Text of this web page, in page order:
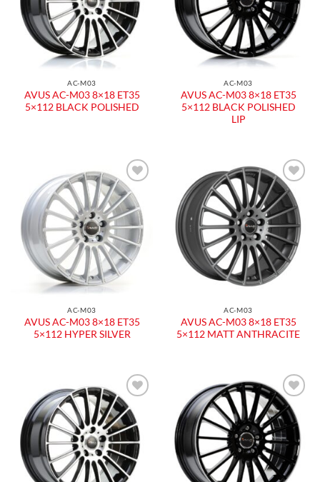
AC-M03
AVUS AC-M03 8×18 ET35
5×112 BLACK POLISHED
AC-M03
AVUS AC-M03 8×18 ET35
5×112 BLACK POLISHED
LIP
Aggiungi
alla lista
dei
desideri
AC-M03
AVUS AC-M03 8×18 ET35
5×112 HYPER SILVER
Aggiungi
alla lista
dei
desideri
AC-M03
AVUS AC-M03 8×18 ET35
5×112 MATT ANTHRACITE
Aggiungi
alla lista
dei
desideri
Aggiungi
alla lista
dei
desideri